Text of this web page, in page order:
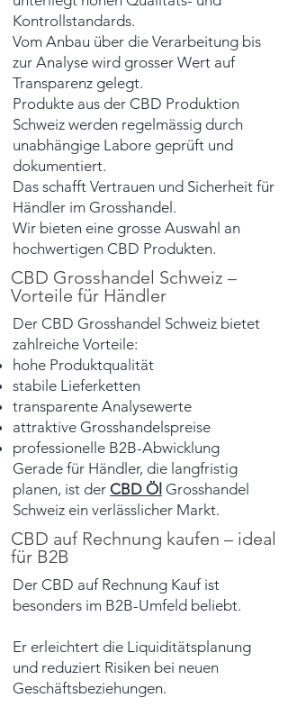
Kontrollstandards.
Vom Anbau über die Verarbeitung bis
zur Analyse wird grosser Wert auf
Transparenz gelegt.
Produkte aus der CBD Produktion
Schweiz werden regelmässig durch
unabhängige Labore geprüft und
dokumentiert.
Das schafft Vertrauen und Sicherheit für
Händler im Grosshandel.
Wir bieten eine grosse Auswahl an
hochwertigen CBD Produkten.
CBD Grosshandel Schweiz –
Vorteile für Händler
Der CBD Grosshandel Schweiz bietet
zahlreiche Vorteile:
hohe Produktqualität
stabile Lieferketten
transparente Analysewerte
attraktive Grosshandelspreise
professionelle B2B-Abwicklung
Gerade für Händler, die langfristig
planen, ist der CBD Öl Grosshandel
Schweiz ein verlässlicher Markt.
CBD auf Rechnung kaufen – ideal
für B2B
Der CBD auf Rechnung Kauf ist
besonders im B2B-Umfeld beliebt.
Er erleichtert die Liquiditätsplanung
und reduziert Risiken bei neuen
Geschäftsbeziehungen.